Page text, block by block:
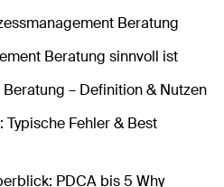
Beratung
Beratung sinnvoll ist
– Definition & Nutzen
Typische Fehler & Best
PDCA bis 5 Why